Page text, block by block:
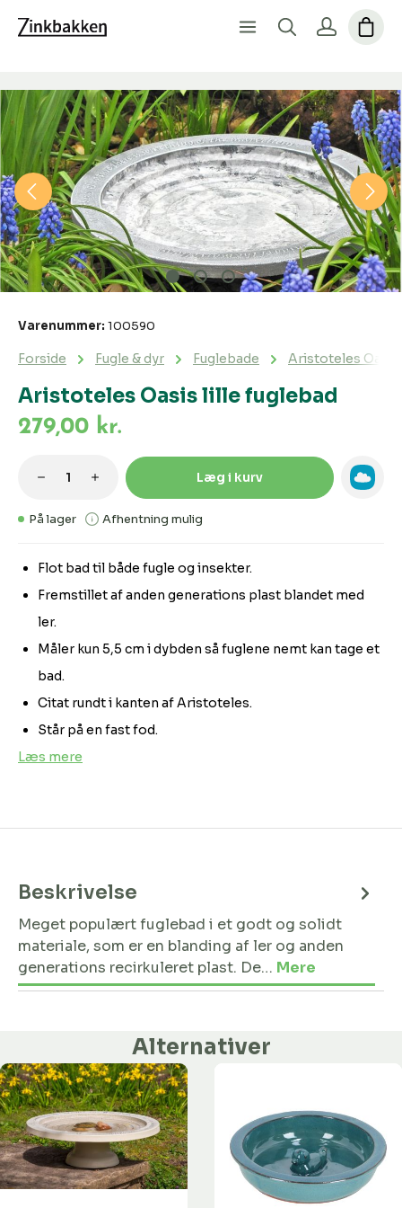
Spring over billedgalleri
Aristoteles Oasis lille fuglebad
Forside Fugle & dyr Fuglebade Aristoteles
Varenummer: 100590
Flot bad til både fugle og insekter.
Fremstillet af anden generations plast blandet med
ler.
Måler kun 5,5 cm i dybden så fuglene nemt kan tage et
bad.
Citat rundt i kanten af Aristoteles.
Står på en fast fod.
Læs mere
279,00 kr.
På lager Afhentning mulig
Produktmængde: Indtast den
Læg i kurv
Beskrivelse
Meget populært fuglebad i et godt og solidt
materiale, som er en blanding af ler og anden
generations recirkuleret plast. De… Mere
Alternativer